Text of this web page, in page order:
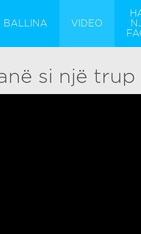
BALLINA VIDEO
si një trup